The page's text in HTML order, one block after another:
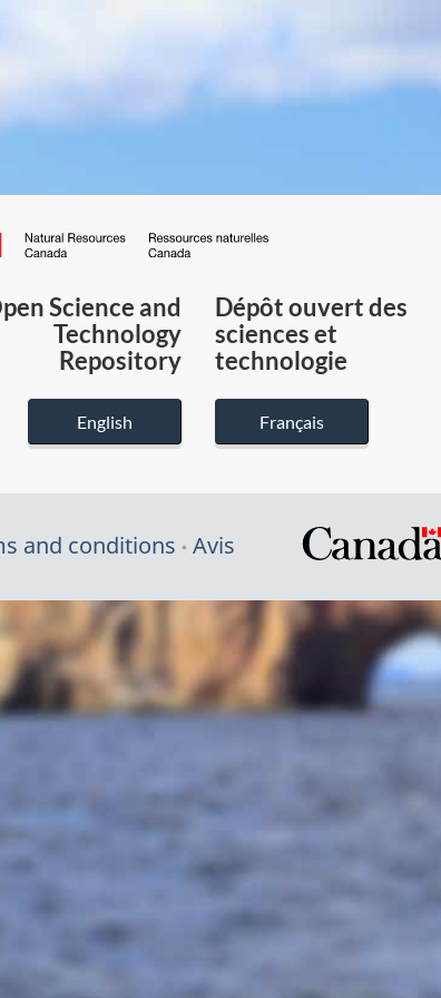
du
Canada
Science and
Technology
Repository
English
Dépôt ouvert des
sciences et
technologie
Français
and conditions Avis